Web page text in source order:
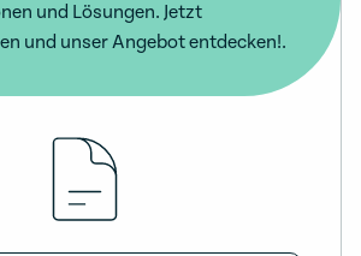
und Lösungen. Jetzt
und unser Angebot entdecken!.